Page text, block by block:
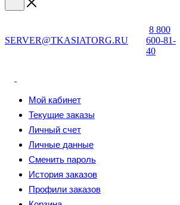
SERVER@TKASIATORG.RU
8 800
600-81-
40
Мой кабинет
Текущие заказы
Личный счет
Личные данные
Сменить пароль
История заказов
Профили заказов